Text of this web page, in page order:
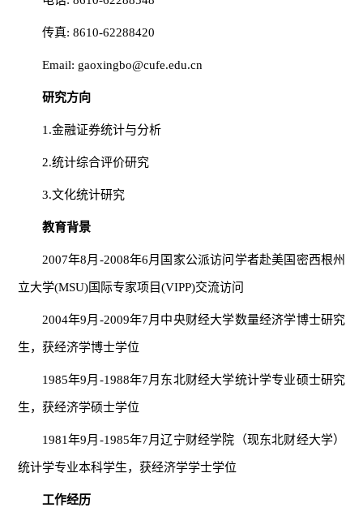
传真: 8610-62288420
Email: gaoxingbo@cufe.edu.cn
研究方向
1.金融证券统计与分析
2.统计综合评价研究
3.文化统计研究
教育背景
2007年8月-2008年6月国家公派访问学者赴美国密西根州
立大学(MSU)国际专家项目(VIPP)交流访问
2004年9月-2009年7月中央财经大学数量经济学博士研究
生，获经济学博士学位
1985年9月-1988年7月东北财经大学统计学专业硕士研究
生，获经济学硕士学位
1981年9月-1985年7月辽宁财经学院（现东北财经大学）
统计学专业本科学生，获经济学学士学位
工作经历